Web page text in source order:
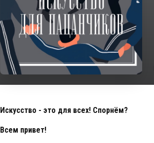
Искусство - это для всех! Спорнём?
Всем привет!